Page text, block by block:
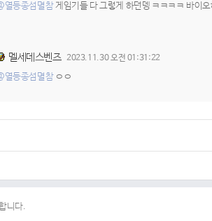
열등종섬멸참게임기들 다 그렇게 하던뎅 ㅋㅋㅋㅋ 바이
멜세데스벤즈 2023.11.30 오전 01:31:22
열등종섬멸참ㅇㅇ